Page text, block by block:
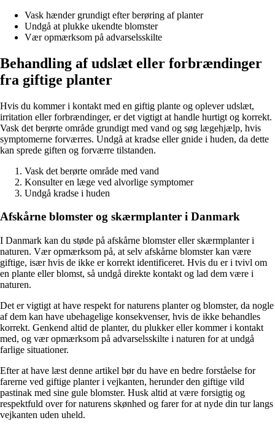
Vask hænder grundigt efter berøring af planter
Undgå at plukke ukendte blomster
Vær opmærksom på advarselsskilte
Behandling af udslæt eller forbrændinger
fra giftige planter
Hvis du kommer i kontakt med en giftig plante og oplever udslæt,
irritation eller forbrændinger, er det vigtigt at handle hurtigt og korrekt.
Vask det berørte område grundigt med vand og søg lægehjælp, hvis
symptomerne forværres. Undgå at kradse eller gnide i huden, da dette
kan sprede giften og forværre tilstanden.
Vask det berørte område med vand
Konsulter en læge ved alvorlige symptomer
Undgå kradse i huden
Afskårne blomster og skærmplanter i Danmark
I Danmark kan du støde på afskårne blomster eller skærmplanter i
naturen. Vær opmærksom på, at selv afskårne blomster kan være
giftige, især hvis de ikke er korrekt identificeret. Hvis du er i tvivl om
en plante eller blomst, så undgå direkte kontakt og lad dem være i
naturen.
Det er vigtigt at have respekt for naturens planter og blomster, da nogle
af dem kan have ubehagelige konsekvenser, hvis de ikke behandles
korrekt. Genkend altid de planter, du plukker eller kommer i kontakt
med, og vær opmærksom på advarselsskilte i naturen for at undgå
farlige situationer.
Efter at have læst denne artikel bør du have en bedre forståelse for
farerne ved giftige planter i vejkanten, herunder den giftige vild
pastinak med sine gule blomster. Husk altid at være forsigtig og
respektfuld over for naturens skønhed og farer for at nyde din tur langs
vejkanten uden uheld.